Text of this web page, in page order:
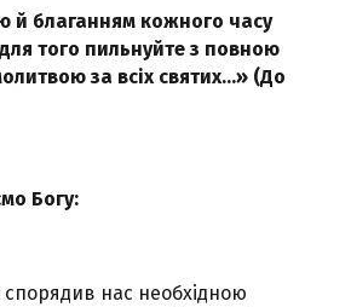
й благанням кожного часу
того пильнуйте з повною
за всіх святих…» (До
Богу:
нас необхідною